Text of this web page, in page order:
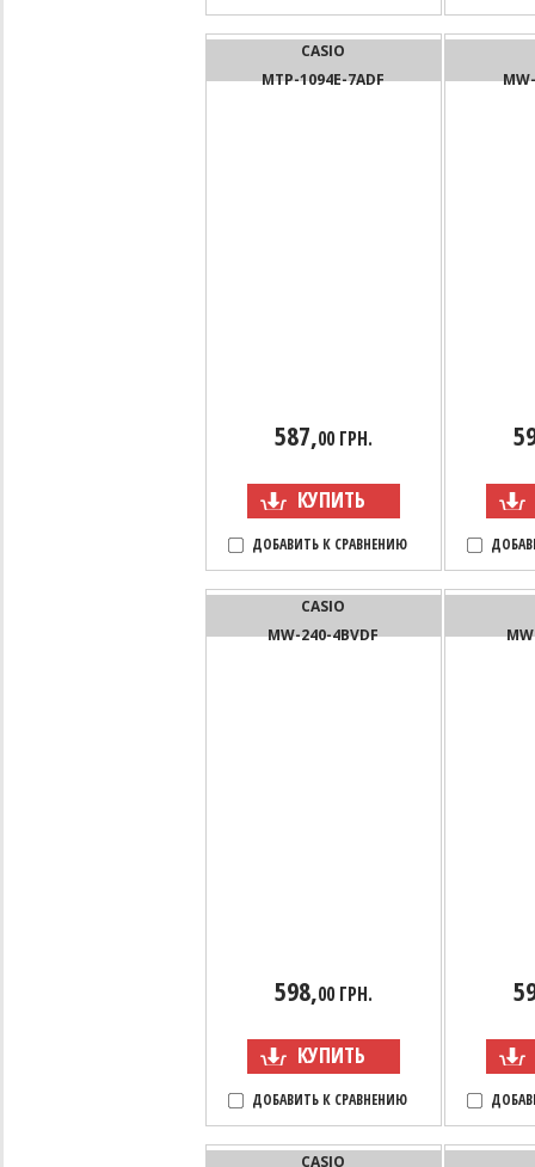
CASIO
MTP-1094E-7ADF
587,00 ГРН.
КУПИТЬ
ДОБАВИТЬ К СРАВНЕНИЮ
CASIO
MW-240-4BVDF
598,00 ГРН.
КУПИТЬ
ДОБАВИТЬ К СРАВНЕНИЮ
CASIO